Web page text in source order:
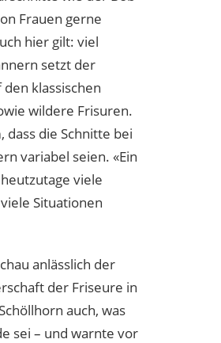
Frauen gerne
hier gilt: viel
setzt der
klassischen
wildere Frisuren.
dass die Schnitte bei
variabel seien. «Ein
viele
Situationen
anlässlich der
der Friseure in
auch, was
sei – und warnte vor